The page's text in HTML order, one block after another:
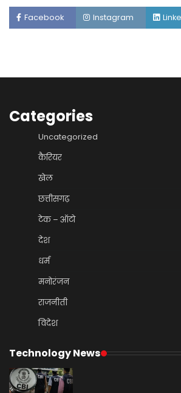
Facebook Instagram
Categories
Uncategorized
कैरियर
खेल
छत्तीसगढ़
टेक – ऑटो
देश
धर्म
मनोरंजन
राजनीती
विदेश
Technology News